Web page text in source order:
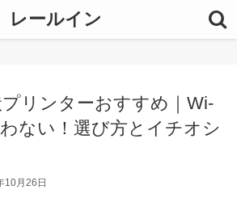
レールイン
リンターおすすめ｜Wi-
ない！選び方とイチオシ
10月26日